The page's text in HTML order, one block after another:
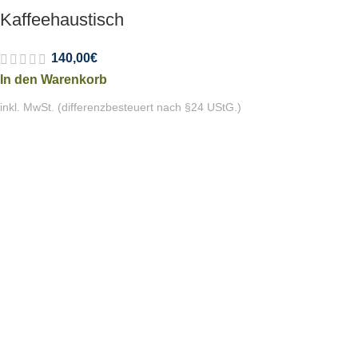
Kaffeehaustisch
140,00€
In den Warenkorb
inkl. MwSt. (differenzbesteuert nach §24 UStG.)